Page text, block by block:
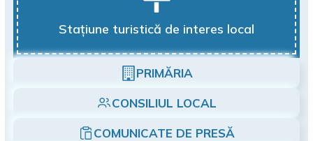
Stațiune turistică de interes local
PRIMĂRIA
CONSILIUL LOCAL
COMUNICATE DE PRESĂ